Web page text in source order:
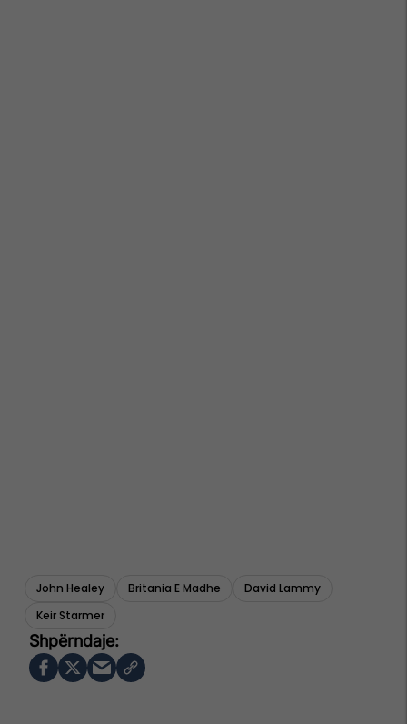
John Healey Britania E Madhe
David Lammy
Keir Starmer